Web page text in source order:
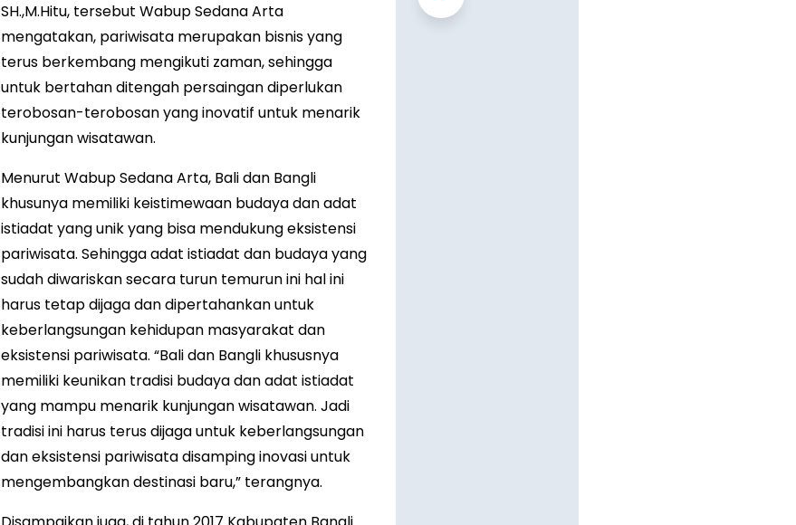
SH.,M.Hitu, tersebut Wabup Sedana Arta
mengatakan, pariwisata merupakan bisnis yang
terus berkembang mengikuti zaman, sehingga
untuk bertahan ditengah persaingan diperlukan
terobosan-terobosan yang inovatif untuk menarik
kunjungan wisatawan.
Menurut Wabup Sedana Arta, Bali dan Bangli
khusunya memiliki keistimewaan budaya dan adat
istiadat yang unik yang bisa mendukung eksistensi
pariwisata. Sehingga adat istiadat dan budaya yang
sudah diwariskan secara turun temurun ini hal ini
harus tetap dijaga dan dipertahankan untuk
keberlangsungan kehidupan masyarakat dan
eksistensi pariwisata. “Bali dan Bangli khususnya
memiliki keunikan tradisi budaya dan adat istiadat
yang mampu menarik kunjungan wisatawan. Jadi
tradisi ini harus terus dijaga untuk keberlangsungan
dan eksistensi pariwisata disamping inovasi untuk
mengembangkan destinasi baru,” terangnya.